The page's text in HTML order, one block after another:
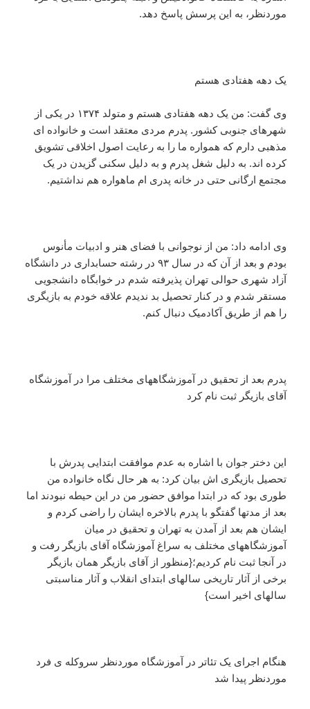
موردنظر، به این پرسش پاسخ دهد.
یک دهه هفتادی هستم
وی گفت: من یک دهه هفتادی هستم و متولد ۱۳۷۴ در یکی از
شهرهای جنوبی کشور. پدرم مردی معتقد است و خانواده ای
مذهبی دارم که همواره ما را به رعایت اصول اخلاقی تشویق
کرده اند. به دلیل شغل پدرم و به دلیل سکنی گزیدن در یک
مجتمع ارگانی حتی در خانه پدری ام ماهواره هم نداشتیم.
وی ادامه داد: من از نوجوانی با فضای هنر و ادبیات مأنوس
بودم و بعد از آن که در سال ۹۳ در رشته حسابداری در دانشگاه
آزاد شهری حوالی تهران پذیرفته شدم در خوابگاه دانشجویی
مستقر شدم و در کنار تحصیل بد ندیدم علاقه خودم به بازیگری
را هم از طریق آکادمیک دنبال کنم.
پدرم بعد از تحقیق در آموزشگاههای مختلف مرا در آموزشگاه
آقای بازیگر ثبت نام کرد
این دختر جوان با اشاره به عدم موافقت ابتدایی پدرش با
تحصیل بازیگری اش بیان کرد: به هر حال نگاه خانواده من
طوری بود که در ابتدا موافق حضور من در این حیطه نبودند اما
بعد از مدتها گفتگو با پدرم بالاخره ایشان را راضی کردم و
ایشان هم بعد از آمدن به تهران و تحقیق در میان
آموزشگاههای مختلف به سراغ آموزشگاه آقای بازیگر رفت و
در آنجا ثبت نام کردیم؛{منظور از آقای بازیگر همان بازیگر
برخی از آثار تاریخی سالهای ابتدای انقلاب و آثار مناسبتی
سالهای اخیر است}
هنگام اجرای یک تئاتر در آموزشگاه موردنظر سروکله ی فرد
موردنظر پیدا شد